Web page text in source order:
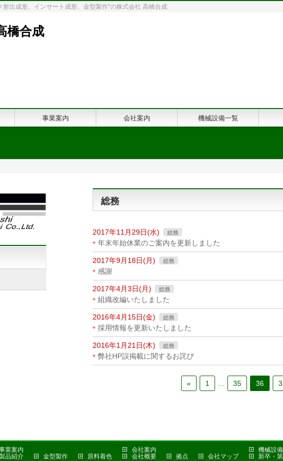
出成形、インサート成形、金型製作"の株式会社 高橋合成
橋合成
年4月7
受付時間 9：00
事業案内 会社案内 機械設備一覧
総務
2017年11月29日(水) 総務
年末年始休業のご案内を更新しました
2017年9月18日(月) 総務
感謝
2017年4月3日(月) 総務
組織改編いたしました
2016年4月15日(金) 総務
採用情報を更新いたしました
2016年1月21日(木) 総務
弊社HP誤掲載に関するお詫び
« 1 35 36
業案内
品紹介
金型製作 原料着色
会社案内
会社概要
拠点 会社マップ
機械設
新卒・